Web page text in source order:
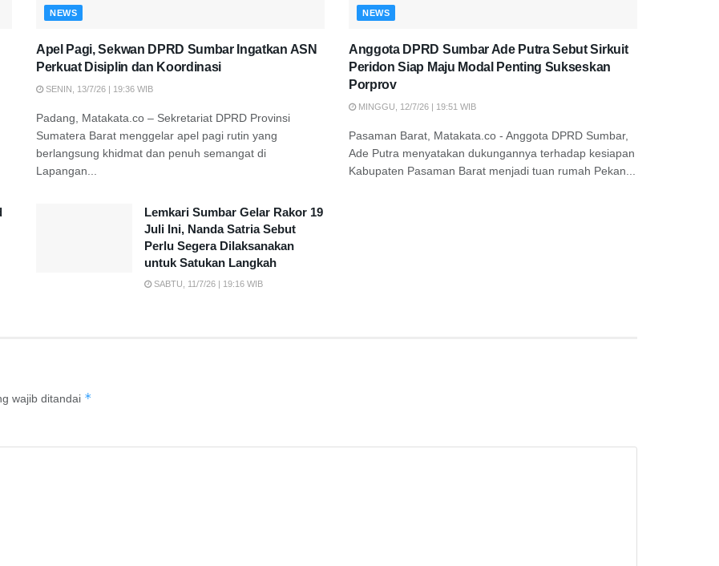
NEWS
Apel Pagi, Sekwan DPRD Sumbar Ingatkan ASN
Perkuat Disiplin dan Koordinasi
SENIN, 13/7/26 | 19:36 WIB
Padang, Matakata.co – Sekretariat DPRD Provinsi
Sumatera Barat menggelar apel pagi rutin yang
berlangsung khidmat dan penuh semangat di
Lapangan...
NEWS
Anggota DPRD Sumbar Ade Putra Sebut Sirkuit
Peridon Siap Maju Modal Penting Sukseskan
Porprov
MINGGU, 12/7/26 | 19:51 WIB
Pasaman Barat, Matakata.co - Anggota DPRD Sumbar,
Ade Putra menyatakan dukungannya terhadap kesiapan
Kabupaten Pasaman Barat menjadi tuan rumah Pekan...
Lemkari Sumbar Gelar Rakor 19
Juli Ini, Nanda Satria Sebut
Perlu Segera Dilaksanakan
untuk Satukan Langkah
SABTU, 11/7/26 | 19:16 WIB
wajib ditandai *